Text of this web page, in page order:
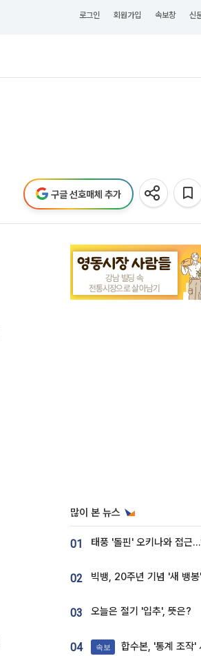
로그인 회원가입 속보창 신
구글 선호매체 추가
많이 본 뉴스
01
02
03 오늘은 절기 '입추', 뜻은?
04 속보 합수본, '통계 조작' 서울·경기·충